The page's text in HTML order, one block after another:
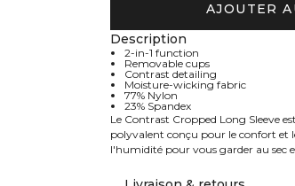
AJOUTER
Description
2-in-1 function
Removable cups
Contrast detailing
Moisture-wicking fabric
77% Nylon
23% Spandex
Le Contrast Cropped Long Sleeve
polyvalent conçu pour le confort et
l'humidité pour vous garder au sec
ajustement serré, comme une